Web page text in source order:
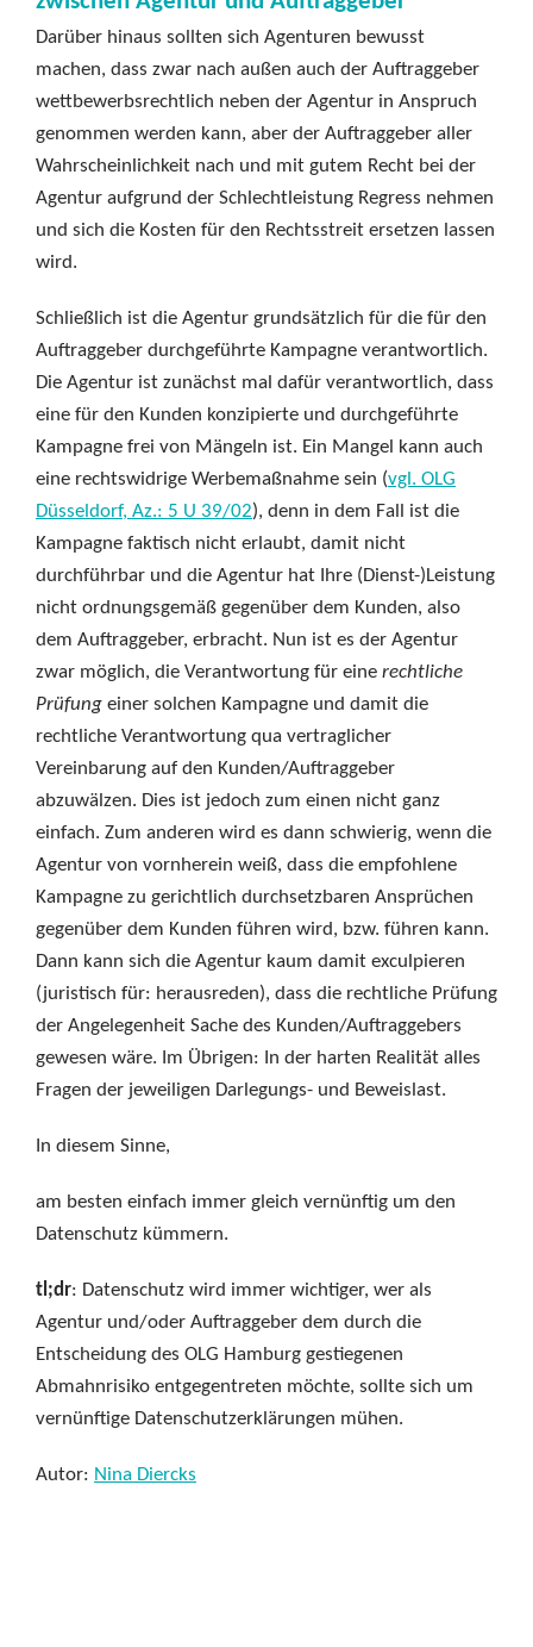
Darüber hinaus sollten sich Agenturen bewusst
machen, dass zwar nach außen auch der Auftraggeber
wettbewerbsrechtlich neben der Agentur in Anspruch
genommen werden kann, aber der Auftraggeber aller
Wahrscheinlichkeit nach und mit gutem Recht bei der
Agentur aufgrund der Schlechtleistung Regress nehmen
und sich die Kosten für den Rechtsstreit ersetzen lassen
wird.
Schließlich ist die Agentur grundsätzlich für die für den
Auftraggeber durchgeführte Kampagne verantwortlich.
Die Agentur ist zunächst mal dafür verantwortlich, dass
eine für den Kunden konzipierte und durchgeführte
Kampagne frei von Mängeln ist. Ein Mangel kann auch
eine rechtswidrige Werbemaßnahme sein (vgl. OLG
Düsseldorf, Az.: 5 U 39/02), denn in dem Fall ist die
Kampagne faktisch nicht erlaubt, damit nicht
durchführbar und die Agentur hat Ihre (Dienst-)Leistung
nicht ordnungsgemäß gegenüber dem Kunden, also
dem Auftraggeber, erbracht. Nun ist es der Agentur
zwar möglich, die Verantwortung für eine rechtliche
Prüfung einer solchen Kampagne und damit die
rechtliche Verantwortung qua vertraglicher
Vereinbarung auf den Kunden/Auftraggeber
abzuwälzen. Dies ist jedoch zum einen nicht ganz
einfach. Zum anderen wird es dann schwierig, wenn die
Agentur von vornherein weiß, dass die empfohlene
Kampagne zu gerichtlich durchsetzbaren Ansprüchen
gegenüber dem Kunden führen wird, bzw. führen kann.
Dann kann sich die Agentur kaum damit exculpieren
(juristisch für: herausreden), dass die rechtliche Prüfung
der Angelegenheit Sache des Kunden/Auftraggebers
gewesen wäre. Im Übrigen: In der harten Realität alles
Fragen der jeweiligen Darlegungs- und Beweislast.
In diesem Sinne,
am besten einfach immer gleich vernünftig um den
Datenschutz kümmern.
tl;dr: Datenschutz wird immer wichtiger, wer als
Agentur und/oder Auftraggeber dem durch die
Entscheidung des OLG Hamburg gestiegenen
Abmahnrisiko entgegentreten möchte, sollte sich um
vernünftige Datenschutzerklärungen mühen.
Autor: Nina Diercks